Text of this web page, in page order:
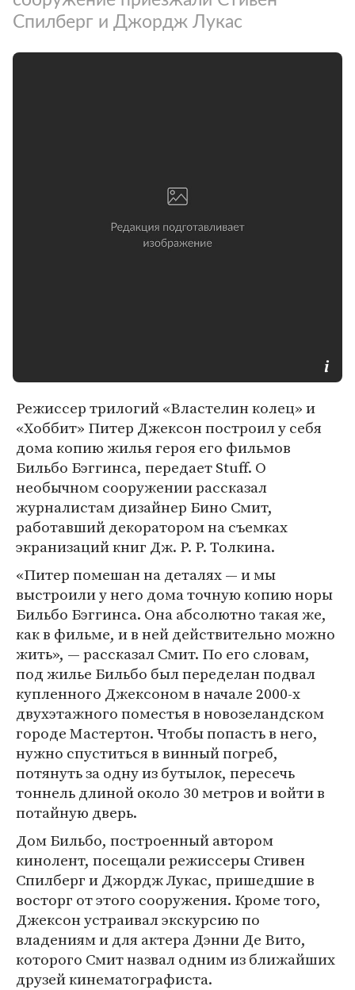
Спилберг и Джордж Лукас
Режиссер трилогий «Властелин колец» и
«Хоббит» Питер Джексон построил у себя
дома копию жилья героя его фильмов
Бильбо Бэггинса, передает Stuff. О
необычном сооружении рассказал
журналистам дизайнер Бино Смит,
работавший декоратором на съемках
экранизаций книг Дж. Р. Р. Толкина.
«Питер помешан на деталях — и мы
выстроили у него дома точную копию норы
Бильбо Бэггинса. Она абсолютно такая же,
как в фильме, и в ней действительно можно
жить», — рассказал Смит. По его словам,
под жилье Бильбо был переделан подвал
купленного Джексоном в начале 2000-х
двухэтажного поместья в новозеландском
городе Мастертон. Чтобы попасть в него,
нужно спуститься в винный погреб,
потянуть за одну из бутылок, пересечь
тоннель длиной около 30 метров и войти в
потайную дверь.
Дом Бильбо, построенный автором
кинолент, посещали режиссеры Стивен
Спилберг и Джордж Лукас, пришедшие в
восторг от этого сооружения. Кроме того,
Джексон устраивал экскурсию по
владениям и для актера Дэнни Де Вито,
которого Смит назвал одним из ближайших
друзей кинематографиста.